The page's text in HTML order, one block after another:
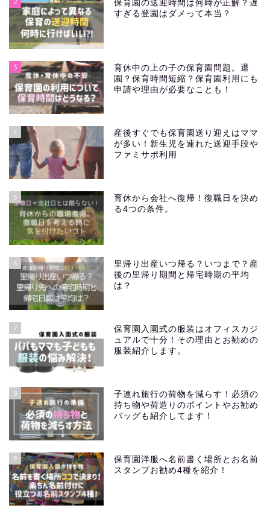
保育園の送迎時間は何時が正解？遅
すぎる登園はダメって本当？
3
育休中の上の子の保育園問題。退
園？保育時間短縮？保育園利用にも
申請や理由が必要なことも！
4
産後すぐでも保育園送り迎えはママ
が多い！新生児を連れた送迎手段や
ファミサポ利用
5
育休から会社へ復帰！復職日を決め
る4つの条件。
6
里帰り出産いつ帰る？いつまで？産
後の里帰り期間と帰宅時期の平均
は？
7
保育園入園式の服装はオフィスカジ
ュアルで十分！その理由とお勧めの
服装紹介します。
8
子連れ旅行の荷物を減らす！必須の
持ち物や荷造りのポイントやお勧め
バッグも紹介してます！
9
保育園洋服へ名前書く場所とお名前
スタンプお勧め4種を紹介！